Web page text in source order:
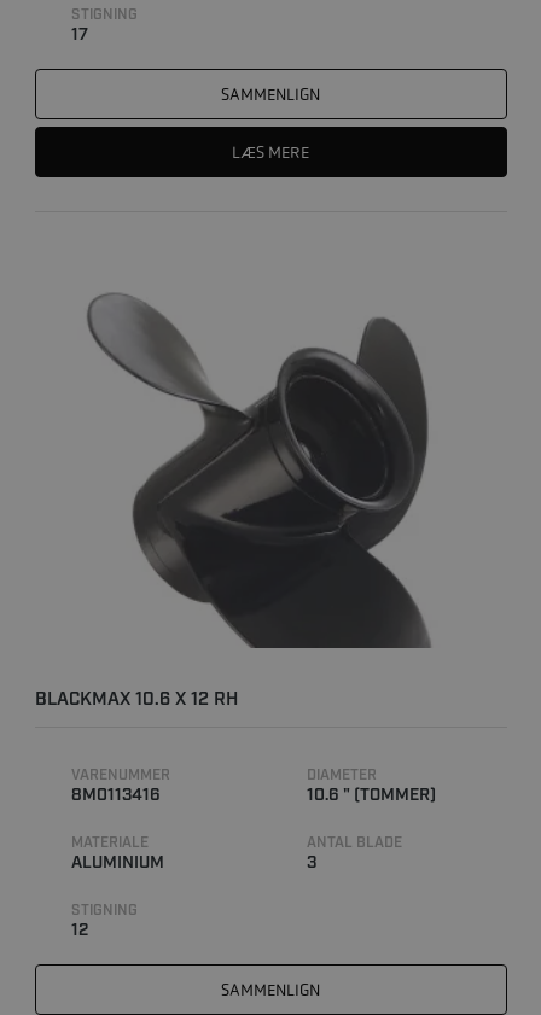
STIGNING
17
SAMMENLIGN
LÆS MERE
BLACKMAX 10.6 X 12 RH
VARENUMMER
8M0113416
DIAMETER
10.6 " (TOMMER)
MATERIALE
ALUMINIUM
ANTAL BLADE
3
STIGNING
12
SAMMENLIGN